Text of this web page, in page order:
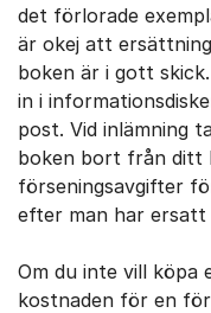
det förlorade
är okej att
boken är i gott
in i
post. Vid inlämning
boken bort från ditt
förseningsavgifter
efter man har
Om du inte vill köpa
kostnaden för en